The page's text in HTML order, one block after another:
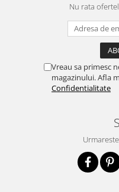
Nu rata
Vreau sa primesc
magazinului. Afla
Confidentialitate